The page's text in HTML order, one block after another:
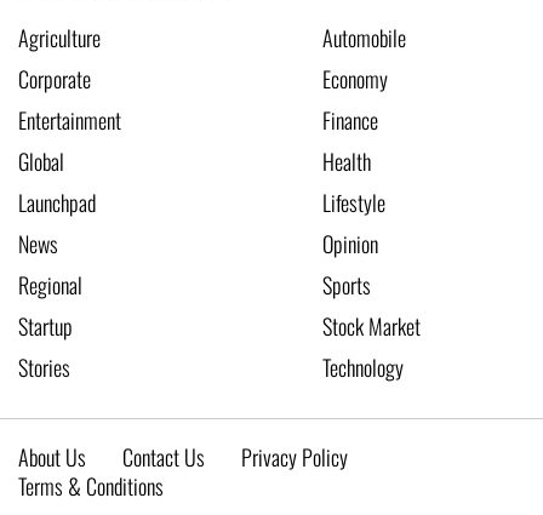
Agriculture
Automobile
Corporate
Economy
Entertainment
Finance
Global
Health
Launchpad
Lifestyle
News
Opinion
Regional
Sports
Startup
Stock Market
Stories
Technology
About Us Contact Us
Privacy Policy
Terms & Conditions